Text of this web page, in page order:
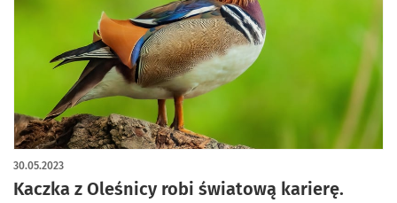
Kaczka z Oleśnicy robi światową karierę.
30.05.2023
artykuł z galerią zdjęć